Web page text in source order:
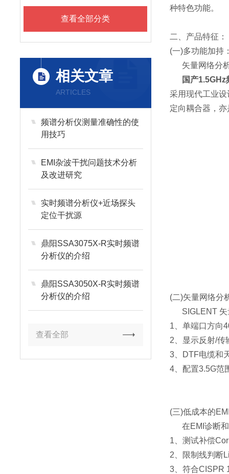
查看全部分类
相关文章
ARTICLES
频谱分析仪测量准确性的使
用技巧
EMI杂波干扰问题技术分析
及改进研究
实时频谱分析仪+近场探头
定位干扰源
鼎阳SSA3075X-R实时频谱
分析仪的介绍
鼎阳SSA3050X-R实时频谱
分析仪的介绍
查看全部
种特色功能。
二、产品特征：
(一)多功能加持
矢量网络分
国产
采用现代工业
定向耦合器，
(二)矢量网络分
SIGLENT
1、单端口方向
2、显示反射/传
3、DTF电缆和
4、配置3.5G范
(三)低成本的
在EMI诊断
1、测试补偿
2、限制线判断
3、符合CISPR